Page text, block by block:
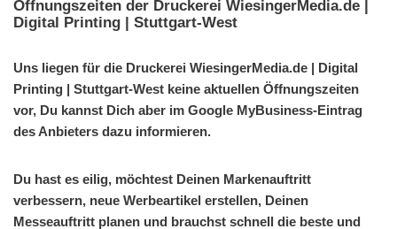
Öffnungszeiten der Druckerei WiesingerMedia.de |
Digital Printing | Stuttgart-West
Uns liegen für die Druckerei WiesingerMedia.de | Digital
Printing | Stuttgart-West keine aktuellen Öffnungszeiten
vor, Du kannst Dich aber im Google MyBusiness-Eintrag
des Anbieters dazu informieren.
Du hast es eilig, möchtest Deinen Markenauftritt
verbessern, neue Werbeartikel erstellen, Deinen
Messeauftritt planen und brauchst schnell die beste und